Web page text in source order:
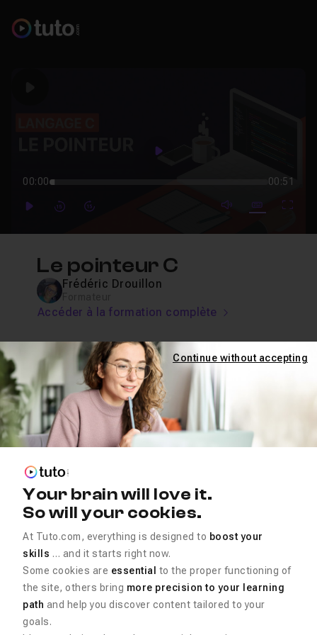
Play
00:00 00:51
PlayForwardForward mute video
Subtitles
Le pointeur C
Frédéric Drouillon
Accéder à la formation complète